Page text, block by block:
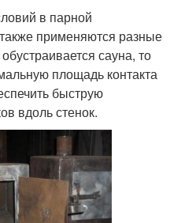
в парной
применяются разные
сауна, то
площадь контакта
быструю
вдоль стенок.